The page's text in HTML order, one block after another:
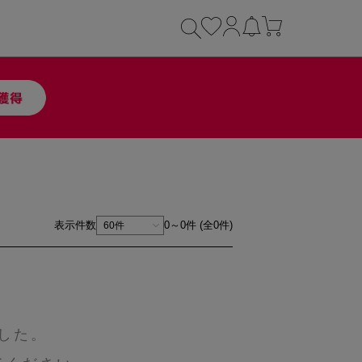
表示件数 0～0件 (全0件)
た。